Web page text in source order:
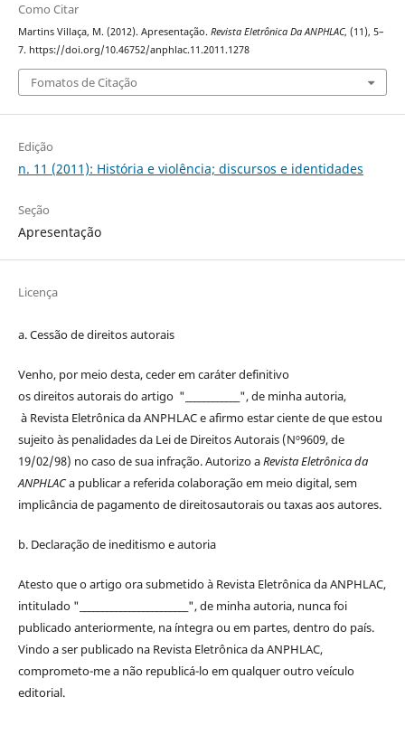
Como Citar
Martins Villaça, M. (2012). Apresentação. Revista Eletrônica Da ANPHLAC, (11), 5–
7. https://doi.org/10.46752/anphlac.11.2011.1278
Fomatos de Citação
Edição
n. 11 (2011): História e violência; discursos e identidades
Seção
Apresentação
Licença
a. Cessão dedireitosautorais
Venho, por meio desta, ceder em caráter definitivo
osdireitosautoraisdo artigo "____________", de minha autoria,
à Revista Eletrônica da ANPHLACe afirmo estar ciente de que estou
sujeito às penalidades da Lei de DireitosAutorais(Nº9609, de
19/02/98) no caso de sua infração. Autorizo aRevista Eletrônica da
ANPHLACa publicar a referida colaboração em meio digital, sem
implicância de pagamento dedireitosautoraisou taxas aos autores.
b. Declaração de ineditismo e autoria
Atesto que o artigo ora submetido à Revista Eletrônica da ANPHLAC,
intitulado "________________________", de minha autoria, nunca foi
publicado anteriormente, na íntegra ou em partes, dentrodo país.
Vindo a ser publicado na Revista Eletrônica da ANPHLAC,
comprometo-me a não republicá-lo em qualquer outro veículo
editorial.